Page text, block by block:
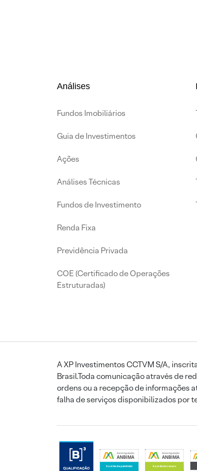
Análises
Fundos Imobiliários
Guia de Investimentos
Ações
Análises Técnicas
Fundos de Investimento
Renda Fixa
Previdência Privada
COE (Certificado de Operações
Estruturadas)
A XP Investimentos CCTVM S/A,
Brasil.Toda comunicação através de
ordens ou a recepção de informações
falha de serviços disponibilizados por